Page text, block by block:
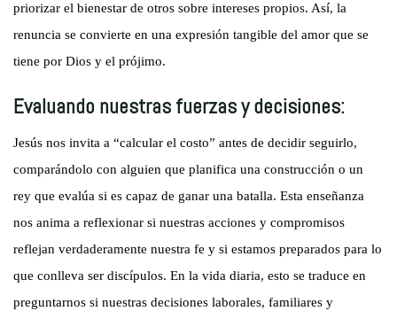
priorizar el bienestar de otros sobre intereses propios. Así, la
renuncia se convierte en una expresión tangible del amor que se
tiene por Dios y el prójimo.
Evaluando nuestras fuerzas y decisiones:
Jesús nos invita a “calcular el costo” antes de decidir seguirlo,
comparándolo con alguien que planifica una construcción o un
rey que evalúa si es capaz de ganar una batalla. Esta enseñanza
nos anima a reflexionar si nuestras acciones y compromisos
reflejan verdaderamente nuestra fe y si estamos preparados para lo
que conlleva ser discípulos. En la vida diaria, esto se traduce en
preguntarnos si nuestras decisiones laborales, familiares y